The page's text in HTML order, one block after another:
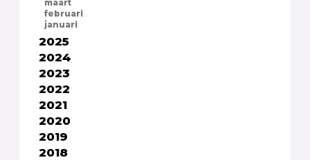
maart
februari
januari
2025
2024
2023
2022
2021
2020
2019
2018